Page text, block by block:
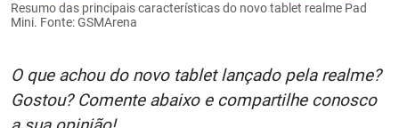
Resumo das principais características do novo tablet realme Pad
Mini. Fonte: GSMArena
O que achou do novo tablet lançado pela realme?
Gostou? Comente abaixo e compartilhe conosco